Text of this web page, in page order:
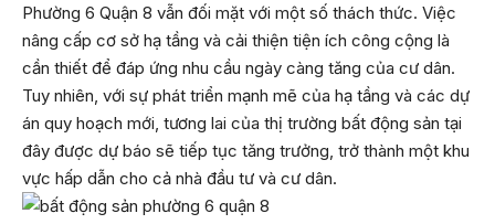
Phường 6 Quận 8 vẫn đối mặt với một số thách thức. Việc
nâng cấp cơ sở hạ tầng và cải thiện tiện ích công cộng là
cần thiết để đáp ứng nhu cầu ngày càng tăng của cư dân.
Tuy nhiên, với sự phát triển mạnh mẽ của hạ tầng và các dự
án quy hoạch mới, tương lai của thị trường bất động sản tại
đây được dự báo sẽ tiếp tục tăng trưởng, trở thành một khu
vực hấp dẫn cho cả nhà đầu tư và cư dân.